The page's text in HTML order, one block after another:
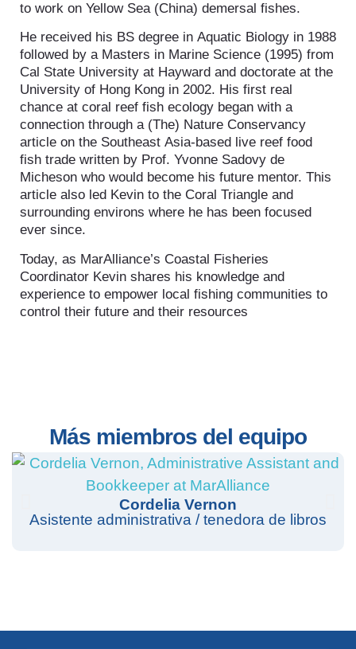
to work on Yellow Sea (China) demersal fishes.
He received his BS degree in Aquatic Biology in 1988
followed by a Masters in Marine Science (1995) from
Cal State University at Hayward and doctorate at the
University of Hong Kong in 2002. His first real
chance at coral reef fish ecology began with a
connection through a (The) Nature Conservancy
article on the Southeast Asia-based live reef food
fish trade written by Prof. Yvonne Sadovy de
Micheson who would become his future mentor. This
article also led Kevin to the Coral Triangle and
surrounding environs where he has been focused
ever since.
Today, as MarAlliance’s Coastal Fisheries
Coordinator Kevin shares his knowledge and
experience to empower local fishing communities to
control their future and their resources
Más miembros del equipo
Cordelia Vernon
Asistente administrativa / tenedora de libros